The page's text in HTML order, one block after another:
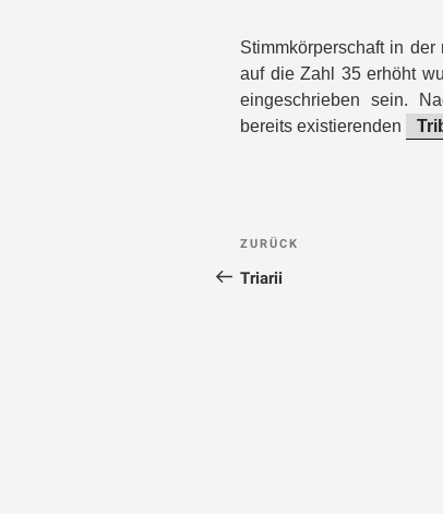
Stimmkörperschaft in
auf die Zahl 35 erhöht
eingeschrieben sein.
bereits existierenden
Vorheriger
Beitrag
ZURÜCK
Triarii